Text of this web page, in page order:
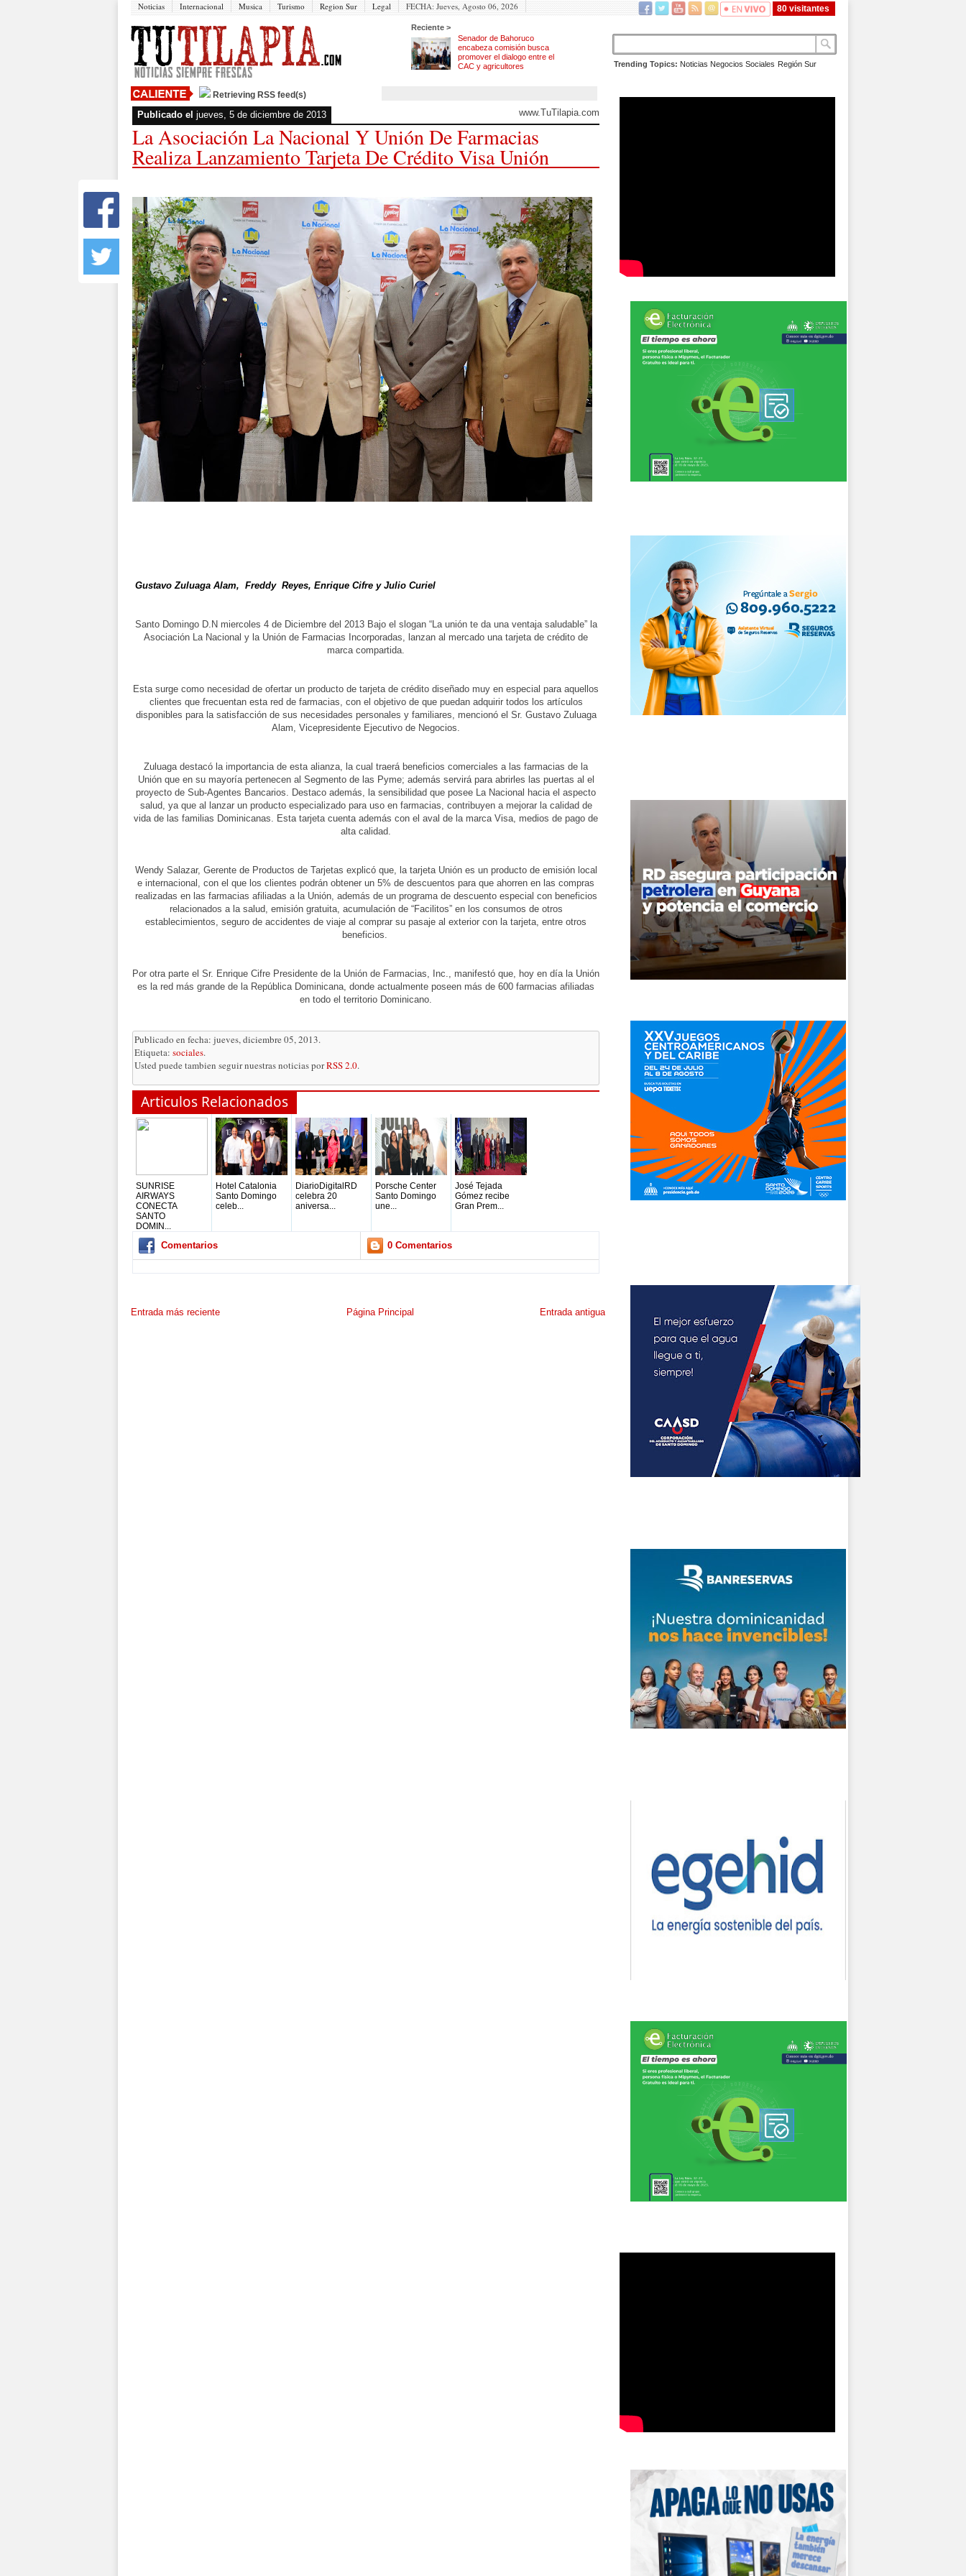
Noticias Internacional Musica Turismo Region Sur Legal FECHA: Jueves, Agosto 06, 2026 80 visitantes
Reciente >
Senador de Bahoruco
encabeza comisión busca
promover el dialogo entre el
CAC y agricultores
Trending Topics: Noticias Negocios Sociales Región Sur
Retrieving RSS feed(s)
Publicado el jueves, 5 de diciembre de 2013 www.TuTilapia.com
La Asociación La Nacional Y Unión De Farmacias
Realiza Lanzamiento Tarjeta De Crédito Visa Unión
Gustavo Zuluaga Alam, Freddy Reyes, Enrique Cifre y Julio Curiel
Santo Domingo D.N miercoles 4 de Diciembre del 2013 Bajo el slogan “La unión te da una ventaja saludable” la
Asociación La Nacional y la Unión de Farmacias Incorporadas, lanzan al mercado una tarjeta de crédito de
marca compartida.
Esta surge como necesidad de ofertar un producto de tarjeta de crédito diseñado muy en especial para aquellos
clientes que frecuentan esta red de farmacias, con el objetivo de que puedan adquirir todos los artículos
disponibles para la satisfacción de sus necesidades personales y familiares, mencionó el Sr. Gustavo Zuluaga
Alam, Vicepresidente Ejecutivo de Negocios.
Zuluaga destacó la importancia de esta alianza, la cual traerá beneficios comerciales a las farmacias de la
Unión que en su mayoría pertenecen al Segmento de las Pyme; además servirá para abrirles las puertas al el
proyecto de Sub-Agentes Bancarios. Destaco además, la sensibilidad que posee La Nacional hacia el aspecto
salud, ya que al lanzar un producto especializado para uso en farmacias, contribuyen a mejorar la calidad de
vida de las familias Dominicanas. Esta tarjeta cuenta además con el aval de la marca Visa, medios de pago de
alta calidad.
Wendy Salazar, Gerente de Productos de Tarjetas explicó que, la tarjeta Unión es un producto de emisión local
e internacional, con el que los clientes podrán obtener un 5% de descuentos para que ahorren en las compras
realizadas en las farmacias afiliadas a la Unión, además de un programa de descuento especial con beneficios
relacionados a la salud, emisión gratuita, acumulación de “Facilitos” en los consumos de otros
establecimientos, seguro de accidentes de viaje al comprar su pasaje al exterior con la tarjeta, entre otros
beneficios.
Por otra parte el Sr. Enrique Cifre Presidente de la Unión de Farmacias, Inc., manifestó que, hoy en día la Unión
es la red más grande de la República Dominicana, donde actualmente poseen más de 600 farmacias afiliadas
en todo el territorio Dominicano.
Publicado en fecha: jueves, diciembre 05, 2013.
Etiqueta: sociales.
Usted puede tambien seguir nuestras noticias porRSS 2.0.
Articulos Relacionados
SUNRISE
AIRWAYS
CONECTA
SANTO
DOMIN...
Hotel Catalonia
Santo Domingo
celeb...
DiarioDigitalRD
celebra 20
aniversa...
Porsche Center
Santo Domingo
une...
José Tejada
Gómez recibe
Gran Prem...
Comentarios 0 Comentarios
Entrada más reciente Entrada antigua
Página Principal